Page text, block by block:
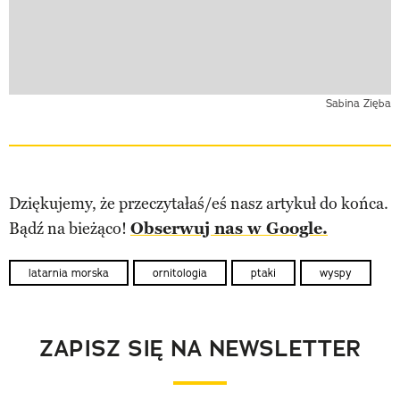
Sabina Zięba
Dziękujemy, że przeczytałaś/eś nasz artykuł do końca.
Bądź na bieżąco! Obserwuj nas w Google.
latarnia morska ornitologia ptaki wyspy
ZAPISZ SIĘ NA NEWSLETTER